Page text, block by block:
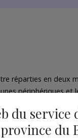
réparties en deux
périphériques et
du service
du